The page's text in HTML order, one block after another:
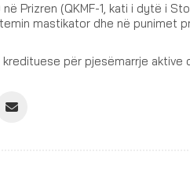
Prizren (QKMF-1, kati i dytë i
mastikator dhe në punimet
për pjesëmarrje aktive